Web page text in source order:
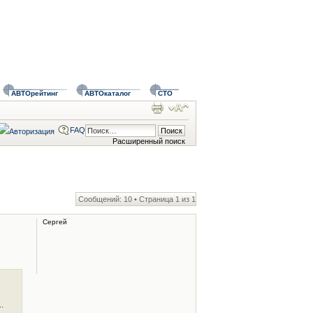
АВТОрейтинг АВТОкаталог СТО
Расширенный поиск
FAQ
Сообщений: 10 • Страница 1 из 1
Сергей